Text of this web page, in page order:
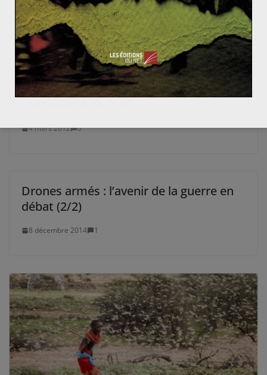
Viktor Orban : un nouveau défi pour une Europe qui
s’en serait bien passé
Un nouveau rideau de fer sur l’Europe :
la démocratie de l’Ouest contre le
4 mars 2012 0
Drones armés : l’avenir de la guerre en
débat (2/2)
8 décembre 2014 1